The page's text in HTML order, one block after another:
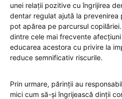
unei relații pozitive cu îngrijirea
dentar regulat ajută la prevenirea
pot apărea pe parcursul
dintre cele mai frecvente
educarea acestora cu privire la
reduce semnificativ riscurile.
Prin urmare, părinții au
mici cum să-și îngrijească dinții